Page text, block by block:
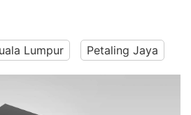
Lumpur Petaling Jaya